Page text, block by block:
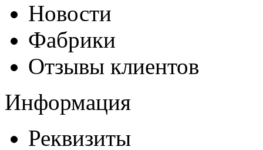
Новости
Фабрики
Отзывы клиентов
Информация
Реквизиты